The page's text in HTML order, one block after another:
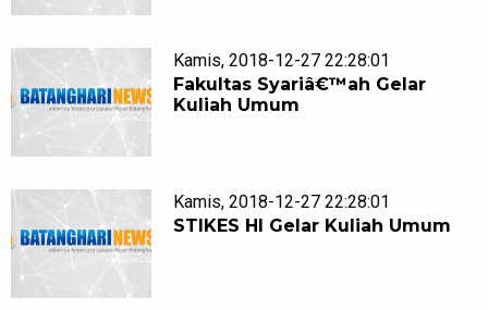
Kamis, 2018-12-27 22:28:01
Fakultas Syariâ€™ah Gelar
Kuliah Umum
Kamis, 2018-12-27 22:28:01
STIKES HI Gelar Kuliah Umum